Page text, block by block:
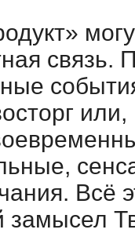
Всё
замысел